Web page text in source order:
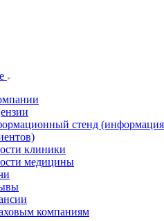
стенд
клиники
медицины
компаниям